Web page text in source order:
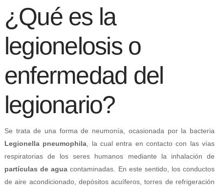
¿Qué es la
legionelosis o
enfermedad del
legionario?
Se trata de una forma de neumonía, ocasionada por la bacteria
Legionella pneumophila , la cual entra en contacto con las vías
respiratorias de los seres humanos mediante la inhalación de
partículas de agua contaminadas. En este sentido, los conductos
de aire acondicionado, depósitos acuíferos, torres de refrigeración